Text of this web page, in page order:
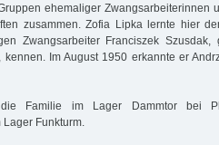
ehemaliger Zwangsarbeiterinnen
zusammen. Zofia Lipka lernte hier
Zwangsarbeiter Franciszek
kennen. Im August 1950 erkannte er
Familie im Lager Dammtor bei
Funkturm.